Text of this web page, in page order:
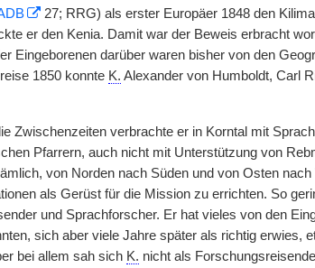
27; RRG) als erster Europäer 1848 den
er den Kenia. Damit war der Beweis erbracht
Eingeborenen darüber waren bisher von den
1850 konnte K. Alexander von Humboldt, Carl
Zwischenzeiten verbrachte er in Korntal mit
Pfarrern, auch nicht mit Unterstützung von
von Norden nach Süden und von Osten
als Gerüst für die Mission zu errichten. So
und Sprachforscher. Er hat vieles von den
sich aber viele Jahre später als richtig erwies,
bei allem sah sich K. nicht als